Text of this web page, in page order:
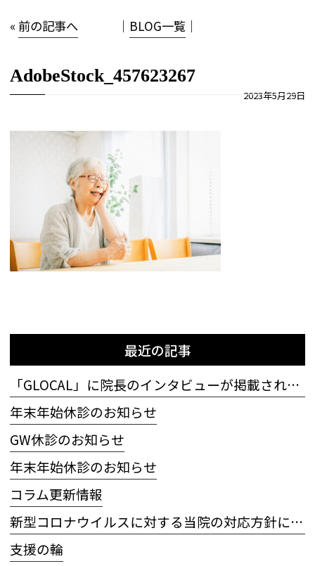
«前の記事へ │ BLOG一覧 │
AdobeStock_457623267
2023年5月29日
最近の記事
「GLOCAL」に院長のインタビューが掲載されました
年末年始休診のお知らせ
GW休診のお知らせ
年末年始休診のお知らせ
コラム更新情報
新型コロナウイルスに対する当院の対応方針について
支援の輪